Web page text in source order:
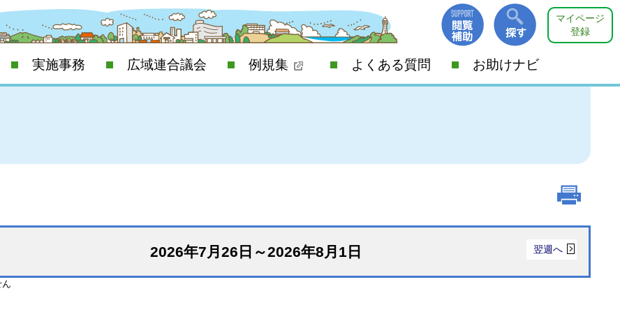
マイページ
登録
実施事務 広域連合議会 例規集 よくある質問 お助けナビ
2026年7月26日～2026年8月1日 翌週へ